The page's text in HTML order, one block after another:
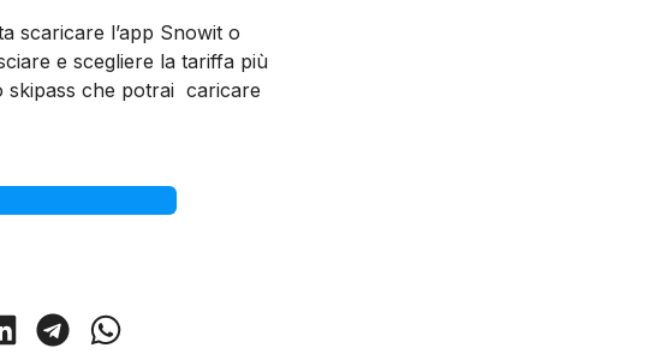
scaricare l’app Snowit o
e scegliere la tariffa più
skipass che potrai caricare